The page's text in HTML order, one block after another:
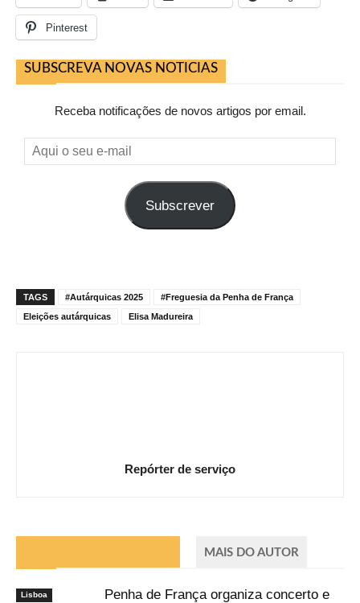
Pinterest
SUBSCREVA NOVAS NOTICIAS
Receba notificações de novos artigos por email.
Aqui
o
Subscrever
TAGS #Autárquicas 2025
#Freguesia da Penha de França
Eleições autárquicas
Elisa Madureira
Repórter de serviço
MAIS DO AUTOR
Lisboa
Penha de França organiza concerto e